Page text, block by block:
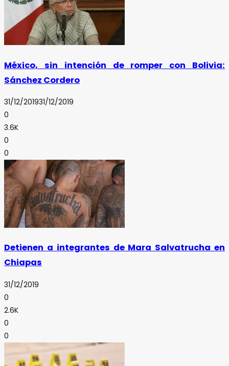
México, sin intención de romper con Bolivia:
Sánchez Cordero
31/12/201931/12/2019
0
3.6K
0
0
Detienen a integrantes de Mara Salvatrucha en
Chiapas
31/12/2019
0
2.6K
0
0